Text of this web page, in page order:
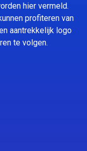
hier vermeld.
profiteren van
aantrekkelijk logo
te volgen.